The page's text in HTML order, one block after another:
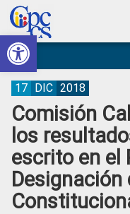
Abrir barra de
Skip
to
primary
navigation
Skip
to
main
content
Skip
to
primary
sidebar
Skip
to
footer
Consejo
de
Participación
Ciudadana
Control
Social
Construyendo
Poder
Ciudadano
Comisión
los
escrito en el
17 DIC 2018